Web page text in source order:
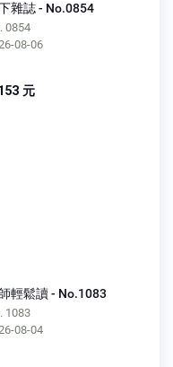
雜誌 - No.0854
0854
08-06
元
輕鬆讀 - No.1083
1083
08-04